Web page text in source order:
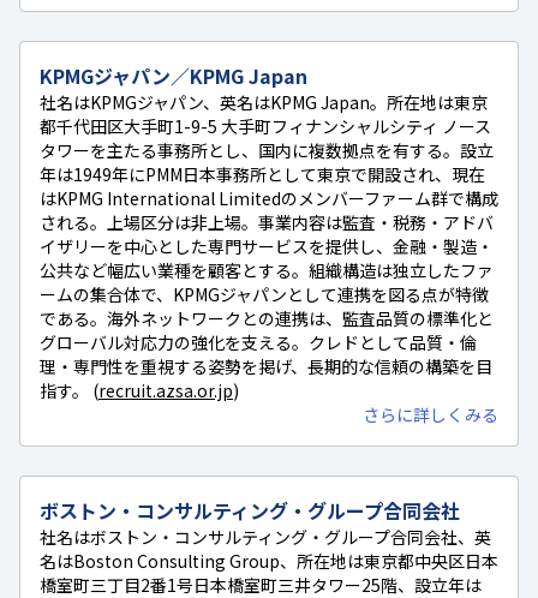
KPMGジャパン／KPMG Japan
社名はKPMGジャパン、英名はKPMG Japan。所在地は東京
都千代田区大手町1-9-5 大手町フィナンシャルシティ ノース
タワーを主たる事務所とし、国内に複数拠点を有する。設立
年は1949年にPMM日本事務所として東京で開設され、現在
はKPMG International Limitedのメンバーファーム群で構成
される。上場区分は非上場。事業内容は監査・税務・アドバ
イザリーを中心とした専門サービスを提供し、金融・製造・
公共など幅広い業種を顧客とする。組織構造は独立したファ
ームの集合体で、KPMGジャパンとして連携を図る点が特徴
である。海外ネットワークとの連携は、監査品質の標準化と
グローバル対応力の強化を支える。クレドとして品質・倫
理・専門性を重視する姿勢を掲げ、長期的な信頼の構築を目
指す。 (recruit.azsa.or.jp)
さらに詳しくみる
ボストン・コンサルティング・グループ合同会社
社名はボストン・コンサルティング・グループ合同会社、英
名はBoston Consulting Group、所在地は東京都中央区日本
橋室町三丁目2番1号日本橋室町三井タワー25階、設立年は